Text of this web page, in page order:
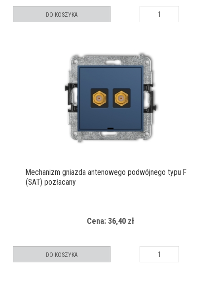
DO KOSZYKA
Mechanizm gniazda antenowego podwójnego typu F
(SAT) pozłacany
Cena: 36,40 zł
DO KOSZYKA